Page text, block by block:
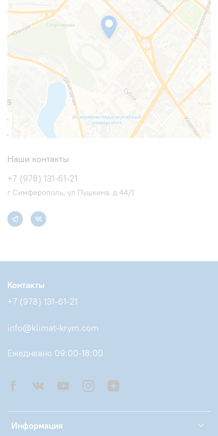
Наши контакты
+7 (978) 131-61-21
г Симферополь, ул Пушкина, д 44/1
Информация
Контакты
+7 (978) 131-61-21
info@klimat-krym.com
Ежедневно 09:00-18:00